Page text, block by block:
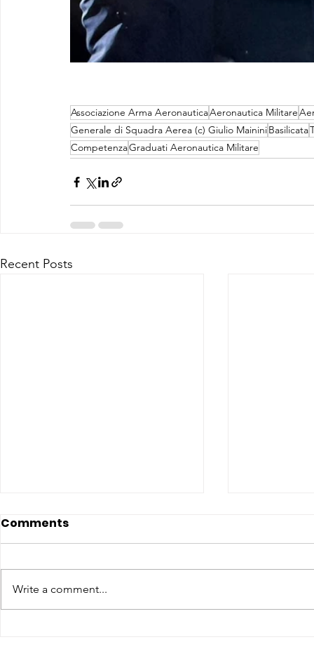
Associazione Arma AeronauticaAeronautica Militare
Generale di Squadra Aerea (c) Giulio MaininiBasilicata
CompetenzaGraduati Aeronautica Militare
Recent Posts
Comments
Write a comment...